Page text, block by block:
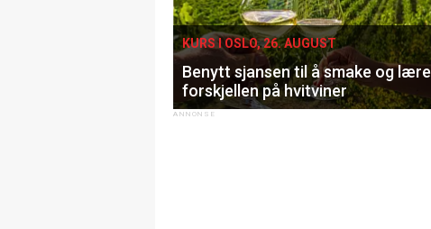
KURS I OSLO, 26. AUGUST
Benytt sjansen til å smake og lære
forskjellen på hvitviner